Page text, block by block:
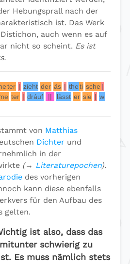
Hebungsprall nach der
ist. Das Werk
auch wenn es auf
nicht so scheint. Es ist
ter | zieht der äs | the ti sche |
ter | dráuf || lässt er sie | wie
von Matthias
Dichter und
in der
(→ Literaturepochen).
des vorherigen
kann diese ebenfalls
für den Aufbau des
gelten.
ist also, dass das
schwierig zu
Es muss nämlich stets